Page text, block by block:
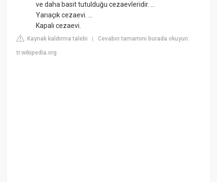
ve daha basit tutulduğu cezaevleridir. ...
Yarıaçık cezaevi. ...
Kapalı cezaevi.
Kaynak kaldırma talebi |Cevabın tamamını burada okuyun:
tr.wikipedia.org